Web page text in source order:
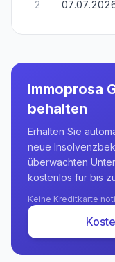
2
Immoprosa
behalten
Erhalten Sie
neue
überwachten
kostenlos für bis
Keine Kreditkarte